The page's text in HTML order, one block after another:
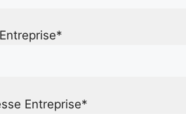
Entreprise*
Entreprise*